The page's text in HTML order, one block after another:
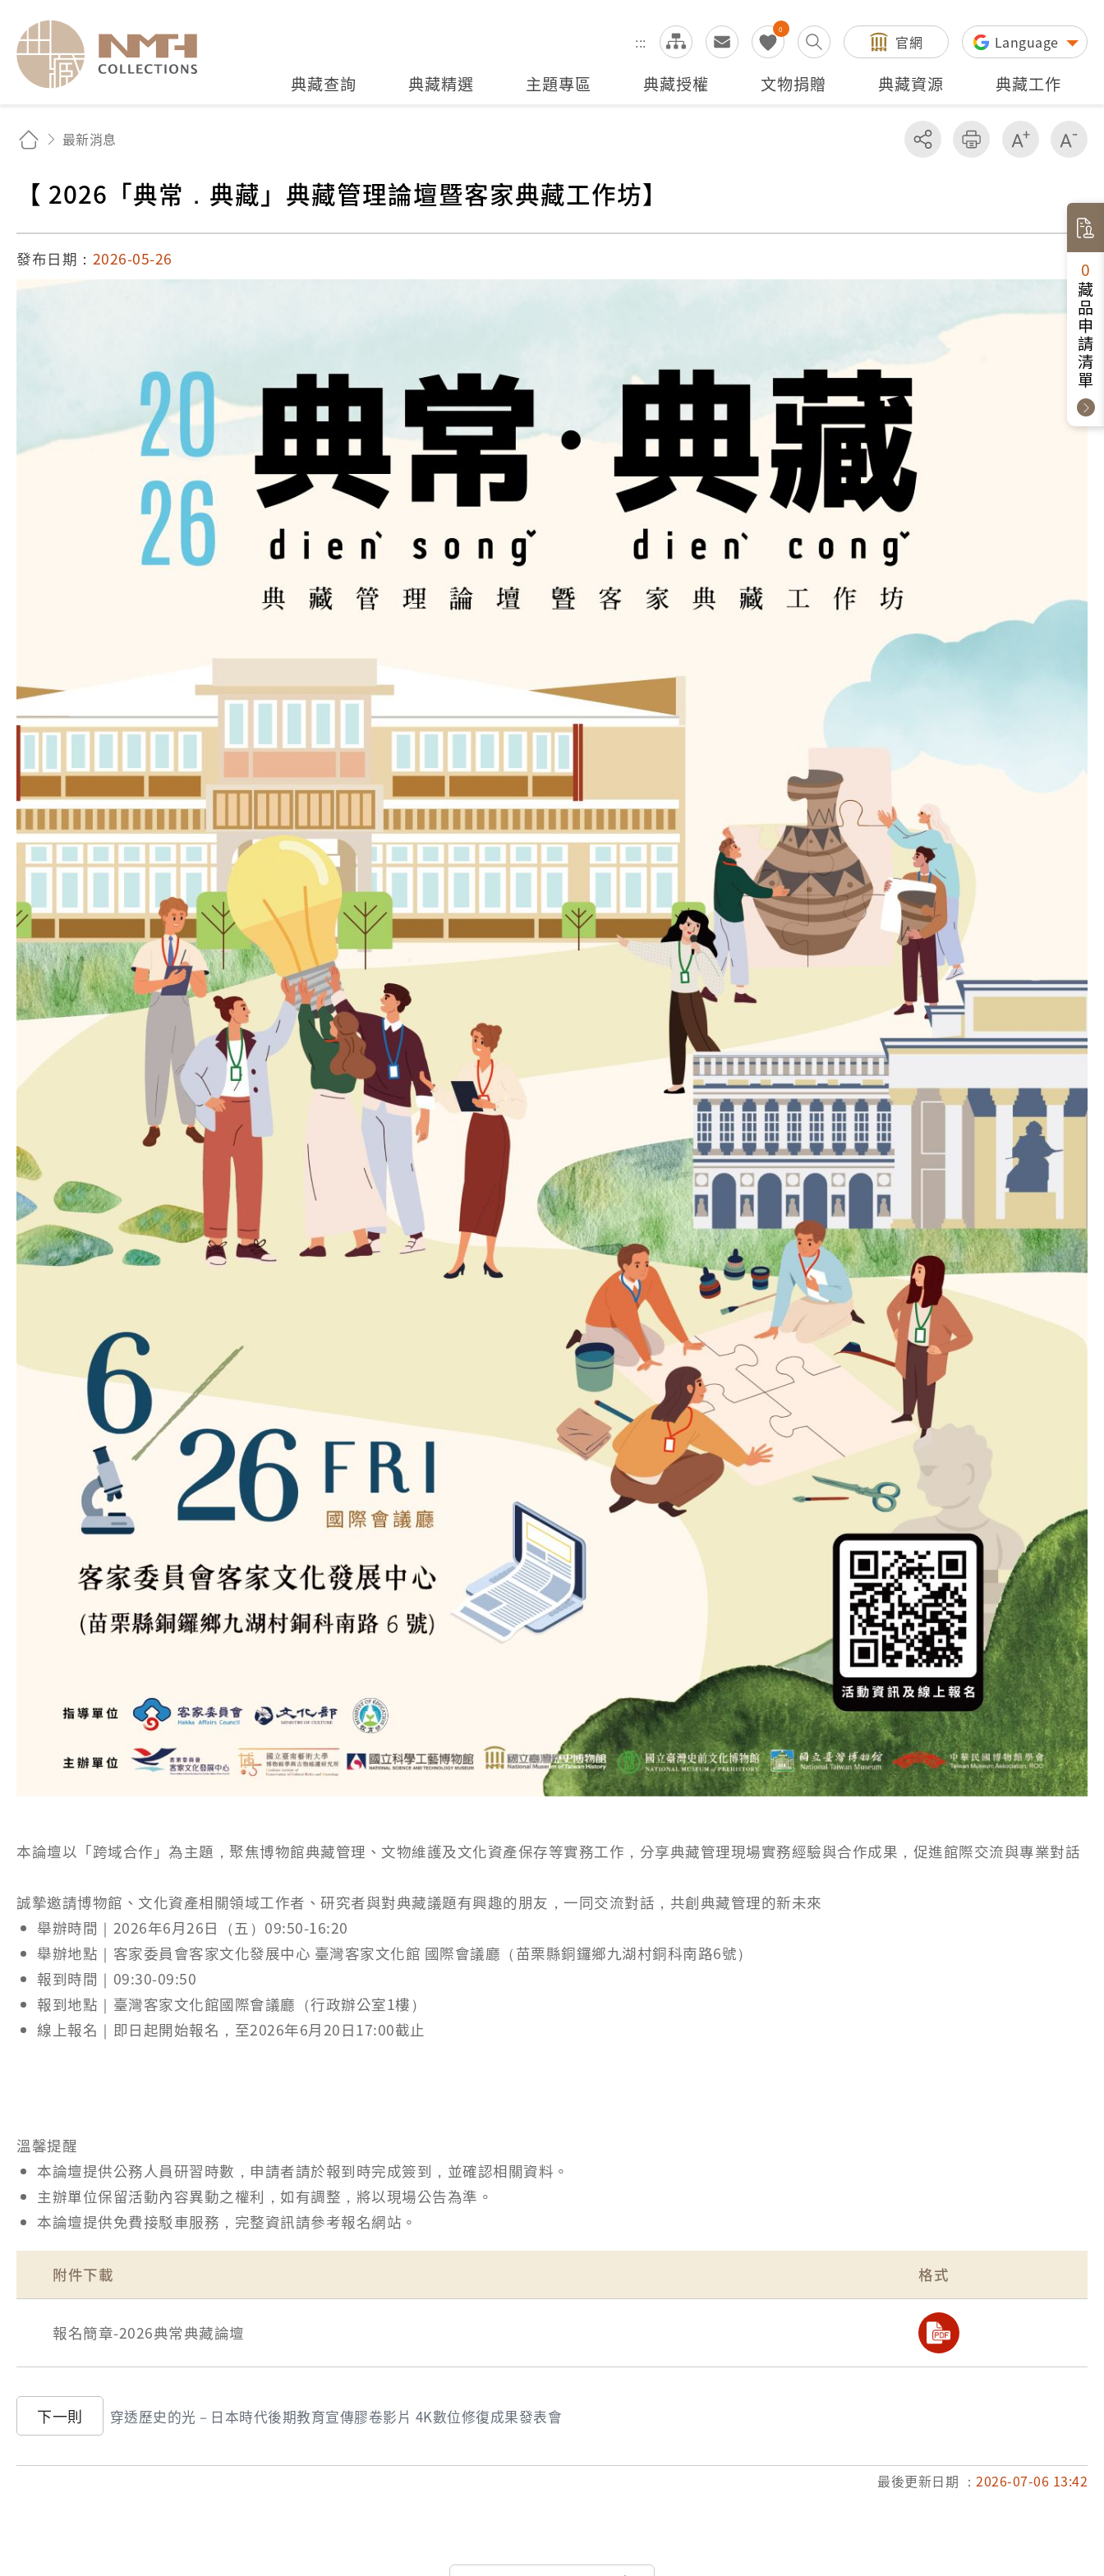
:::
0
全站搜尋 官網 Language
典藏查詢 典藏精選 主題專區 典藏授權 文物捐贈 典藏資源 典藏工作
最新消息 分享 友善列印 增加字級
【 2026「典常．典藏」典藏管理論壇暨客家典藏工作坊】
發布日期： 2026-05-26
本論壇以「跨域合作」為主題，聚焦博物館典藏管理、文物維護及文化資產保存等實務工作，分享典藏管理現場實務經驗與合作成果，促進館際交流與專業對話
誠摯邀請博物館、文化資產相關領域工作者、研究者與對典藏議題有興趣的朋友，一同交流對話，共創典藏管理的新未來
舉辦時間｜2026年6月26日（五）09:50-16:20
舉辦地點｜客家委員會客家文化發展中心 臺灣客家文化館 國際會議廳（苗栗縣銅鑼鄉九湖村銅科南路6號）
報到時間｜09:30-09:50
報到地點｜臺灣客家文化館國際會議廳（行政辦公室1樓）
線上報名｜即日起開始報名，至2026年6月20日17:00截止
溫馨提醒
本論壇提供公務人員研習時數，申請者請於報到時完成簽到，並確認相關資料。
主辦單位保留活動內容異動之權利，如有調整，將以現場公告為準。
本論壇提供免費接駁車服務，完整資訊請參考報名網站。
附件下載 格式
報名簡章-2026典常典藏論壇
下一則 穿透歷史的光－日本時代後期教育宣傳膠卷影片 4K數位修復成果發表會
最後更新日期 ： 2026-07-06 13:42
0
藏品申請清單